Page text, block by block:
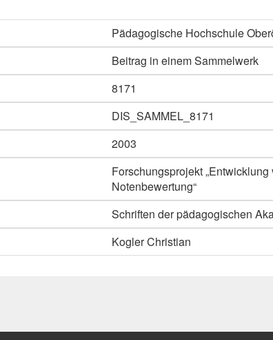
Pädagogische Hochschule
Beitrag in einem Sammelwerk
8171
DIS_SAMMEL_8171
2003
Forschungsprojekt
Notenbewertung“
Schriften der pädagogischen
Kogler Christian